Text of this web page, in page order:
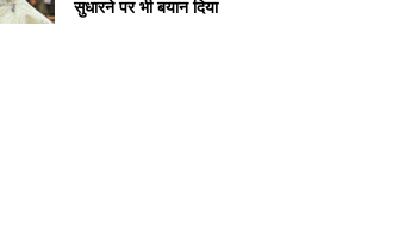
सुधारने पर भी बयान दिया